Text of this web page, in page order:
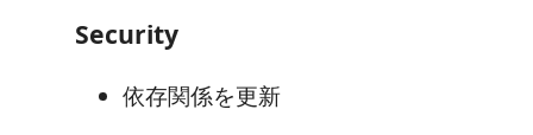
Security
依存関係を更新